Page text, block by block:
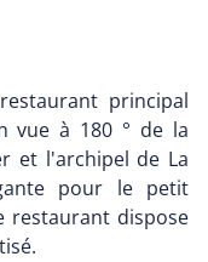
principal
vue à 180 ° de la
et l'archipel de La
pour le petit
restaurant dispose